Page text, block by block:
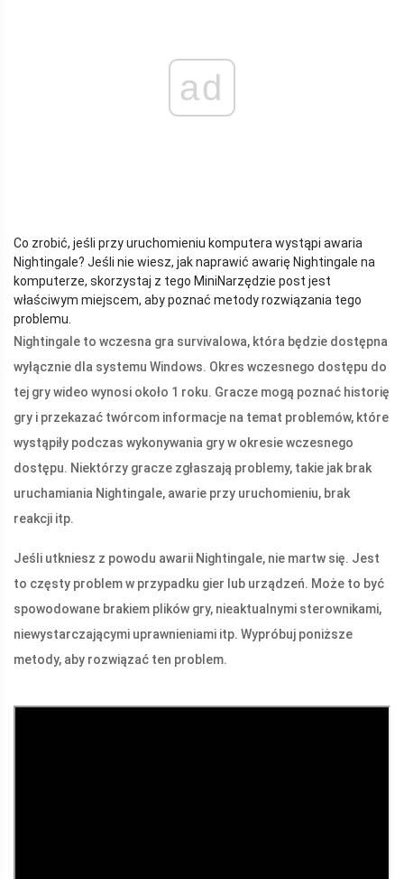
ad
Co zrobić, jeśli przy uruchomieniu komputera wystąpi awaria
Nightingale? Jeśli nie wiesz, jak naprawić awarię Nightingale na
komputerze, skorzystaj z tego MiniNarzędzie post jest
właściwym miejscem, aby poznać metody rozwiązania tego
problemu.
Nightingale to wczesna gra survivalowa, która będzie dostępna
wyłącznie dla systemu Windows. Okres wczesnego dostępu do
tej gry wideo wynosi około 1 roku. Gracze mogą poznać historię
gry i przekazać twórcom informacje na temat problemów, które
wystąpiły podczas wykonywania gry w okresie wczesnego
dostępu. Niektórzy gracze zgłaszają problemy, takie jak brak
uruchamiania Nightingale, awarie przy uruchomieniu, brak
reakcji itp.
Jeśli utkniesz z powodu awarii Nightingale, nie martw się. Jest
to częsty problem w przypadku gier lub urządzeń. Może to być
spowodowane brakiem plików gry, nieaktualnymi sterownikami,
niewystarczającymi uprawnieniami itp. Wypróbuj poniższe
metody, aby rozwiązać ten problem.